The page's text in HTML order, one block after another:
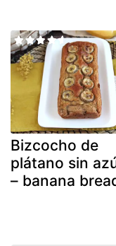
Bizcocho de
plátano sin
– banana